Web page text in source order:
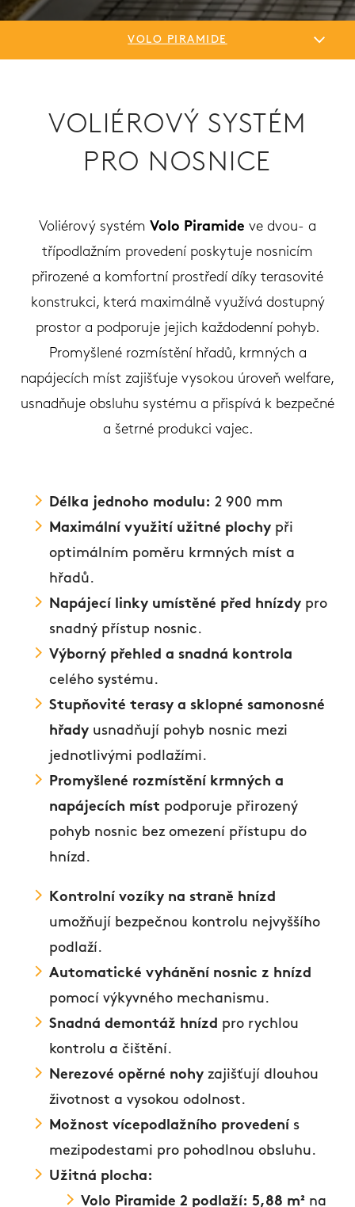
VOLO PIRAMIDE
VOLIÉROVÝ SYSTÉM
PRO NOSNICE
Voliérový systém Volo Piramide ve dvou- a
třípodlažním provedení poskytuje nosnicím
přirozené a komfortní prostředí díky terasovité
konstrukci, která maximálně využívá dostupný
prostor a podporuje jejich každodenní pohyb.
Promyšlené rozmístění hřadů, krmných a
napájecích míst zajišťuje vysokou úroveň welfare,
usnadňuje obsluhu systému a přispívá k bezpečné
a šetrné produkci vajec.
Délka jednoho modulu: 2 900 mm
Maximální využití užitné plochy při
optimálním poměru krmných míst a
hřadů.
Napájecí linky umístěné před hnízdy pro
snadný přístup nosnic.
Výborný přehled a snadná kontrola
celého systému.
Stupňovité terasy a sklopné samonosné
hřady usnadňují pohyb nosnic mezi
jednotlivými podlažími.
Promyšlené rozmístění krmných a
napájecích míst podporuje přirozený
pohyb nosnic bez omezení přístupu do
hnízd.
Kontrolní vozíky na straně hnízd
umožňují bezpečnou kontrolu nejvyššího
podlaží.
Automatické vyhánění nosnic z hnízd
pomocí výkyvného mechanismu.
Snadná demontáž hnízd pro rychlou
kontrolu a čištění.
Nerezové opěrné nohy zajišťují dlouhou
životnost a vysokou odolnost.
Možnost vícepodlažního provedení s
mezipodestami pro pohodlnou obsluhu.
Užitná plocha:
Volo Piramide 2 podlaží: 5,88 m² na